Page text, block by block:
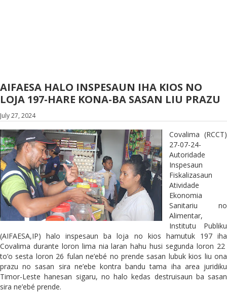
AIFAESA HALO INSPESAUN IHA KIOS NO
LOJA 197-HARE KONA-BA SASAN LIU PRAZU
July 27, 2024
Covalima (RCCT)
27-07-24-
Autoridade
Inspesaun
Fiskalizasaun
Atividade
Ekonomia
Sanitariu no
Alimentar,
Institutu Publiku
(AIFAESA,IP) halo inspesaun ba loja no kios hamutuk 197 iha
Covalima durante loron lima nia laran hahu husi segunda loron 22
to’o sesta loron 26 fulan ne’ebé no prende sasan lubuk kios liu ona
prazu no sasan sira ne’ebe kontra bandu tama iha area juridiku
Timor-Leste hanesan sigaru, no halo kedas destruisaun ba sasan
sira ne’ebé prende.